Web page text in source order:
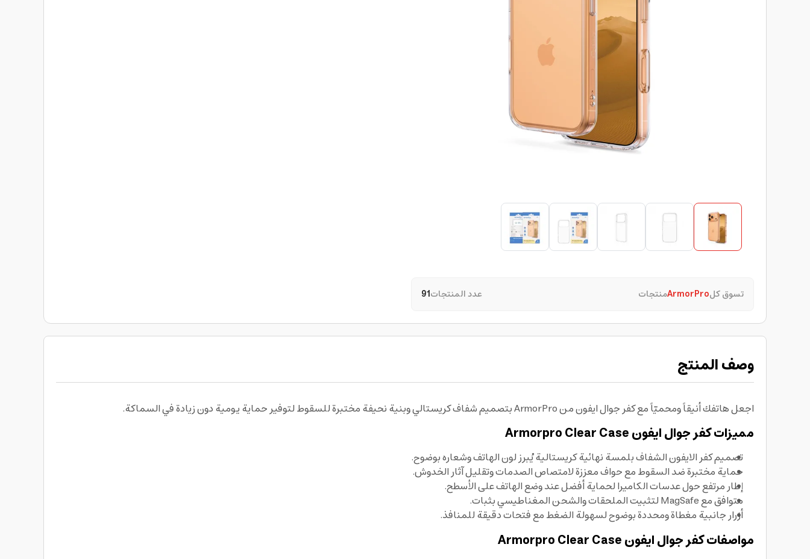
تسوق كلArmorProمنتجات عدد المنتجات91
وصف المنتج
اجعل هاتفك أنيقاً ومحميّاً مع كفر جوال ايفون من ArmorPro بتصميم شفاف كريستالي وبنية نحيفة مختبرة للسقوط لتوفير حماية يومية دون زيادة في السماكة.
مميزات كفر جوال ايفون Armorpro Clear Case
تصميم كفر الايفون الشفاف بلمسة نهائية كريستالية يُبرز لون الهاتف وشعاره بوضوح.
حماية مختبرة ضد السقوط مع حواف معززة لامتصاص الصدمات وتقليل آثار الخدوش.
إطار مرتفع حول عدسات الكاميرا لحماية أفضل عند وضع الهاتف على الأسطح.
متوافق مع MagSafe لتثبيت الملحقات والشحن المغناطيسي بثبات.
أزرار جانبية مغطاة ومحددة بوضوح لسهولة الضغط مع فتحات دقيقة للمنافذ.
مواصفات كفر جوال ايفون Armorpro Clear Case